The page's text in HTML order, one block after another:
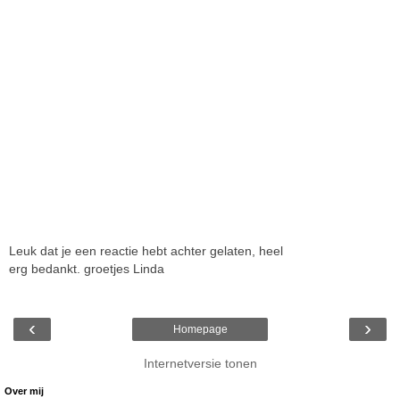
Leuk dat je een reactie hebt achter gelaten, heel
erg bedankt. groetjes Linda
‹ ›
Homepage
Internetversie tonen
Over mij